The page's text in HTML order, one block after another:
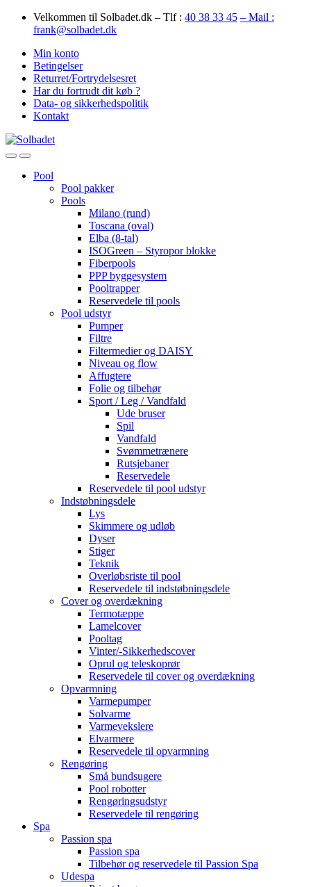
Skip
Skip
Velkommen til Solbadet.dk – Tlf : 40 38 33 45 – Mail :
frank@solbadet.dk
Min konto
Betingelser
Returret/Fortrydelsesret
Har du fortrudt dit køb ?
Data- og sikkerhedspolitik
Kontakt
OpenClose
Pool
Pool pakker
Pools
Milano (rund)
Toscana (oval)
Elba (8-tal)
ISOGreen – Styropor blokke
Fiberpools
PPP byggesystem
Pooltrapper
Reservedele til pools
Pool udstyr
Pumper
Filtre
Filtermedier og DAISY
Niveau og flow
Affugtere
Folie og tilbehør
Sport / Leg / Vandfald
Ude bruser
Spil
Vandfald
Svømmetrænere
Rutsjebaner
Reservedele
Reservedele til pool udstyr
Indstøbningsdele
Lys
Skimmere og udløb
Dyser
Stiger
Teknik
Overløbsriste til pool
Reservedele til indstøbningsdele
Cover og overdækning
Termotæppe
Lamelcover
Pooltag
Vinter/-Sikkerhedscover
Oprul og teleskoprør
Reservedele til cover og overdækning
Opvarmning
Varmepumper
Solvarme
Varmevekslere
Elvarmere
Reservedele til opvarmning
Rengøring
Små bundsugere
Pool robotter
Rengøringsudstyr
Reservedele til rengøring
Spa
Passion spa
Passion spa
Tilbehør og reservedele til Passion Spa
Udespa